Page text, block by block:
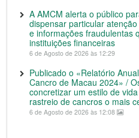
A AMCM alerta o público
dispensar particular
e informações fraudulentas
instituições financeiras
6 de Agosto de 2026 às 12:29
Publicado o «Relatório
Cancro de Macau 2024» /
concretizar um estilo de
rastreio de cancros o mais
6 de Agosto de 2026 às 12:08